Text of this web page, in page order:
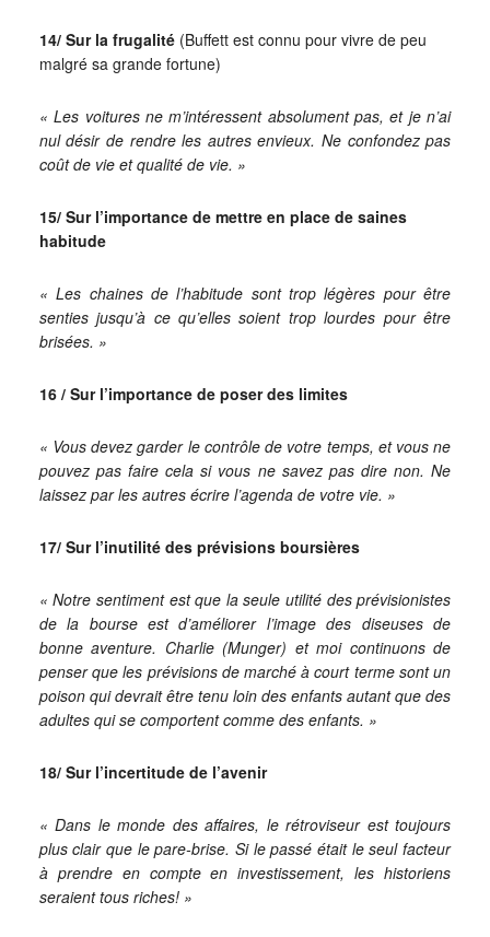
14/ Sur la frugalité(Buffett est connu pour vivre de peu
malgré sa grande fortune)
« Les voitures ne m’intéressent absolument pas, et je n’ai
nul désir de rendre les autres envieux. Ne confondez pas
coût de vie et qualité de vie. »
15/ Sur l’importance de mettre en place de saines
habitude
« Les chaines de l’habitude sont trop légères pour être
senties jusqu’à ce qu’elles soient trop lourdes pour être
brisées. »
16 / Sur l’importance de poser des limites
« Vous devez garder le contrôle de votre temps, et vous ne
pouvez pas faire cela si vous ne savez pas dire non. Ne
laissez par les autres écrire l’agenda de votre vie. »
17/ Sur l’inutilité des prévisions boursières
« Notre sentiment est que la seule utilité des prévisionistes
de la bourse est d’améliorer l’image des diseuses de
bonne aventure. Charlie (Munger) et moi continuons de
penser que les prévisions de marché à court terme sont un
poison qui devrait être tenu loin des enfants autant que des
adultes qui se comportent comme des enfants. »
18/ Sur l’incertitude de l’avenir
« Dans le monde des affaires, le rétroviseur est toujours
plus clair que le pare-brise. Si le passé était le seul facteur
à prendre en compte en investissement, les historiens
seraient tous riches! »